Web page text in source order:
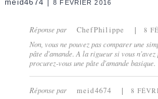
meid4674 8 FÉVRIER 2016
Réponse par ChefPhilippe 8
Non, vous ne pouvez pas comparer une
pâte d'amande. A la rigueur si vous n'avez
procurez-vous une pâte d'amande basique.
Réponse par meid4674 8